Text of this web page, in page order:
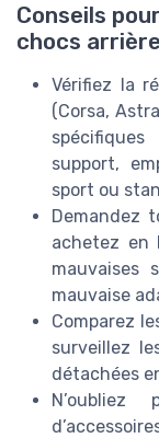
Conseils
chocs
Vérifiez la
(Corsa,
support,
sport ou
Demandez
achetez en
mauvaises
mauvaise
Comparez
surveillez
détachées